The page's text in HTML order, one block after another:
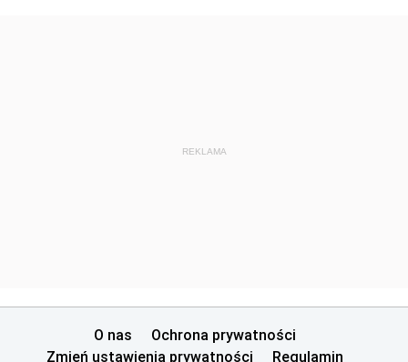
REKLAMA
O nas
Ochrona prywatności
Zmień ustawienia prywatności
Regulamin